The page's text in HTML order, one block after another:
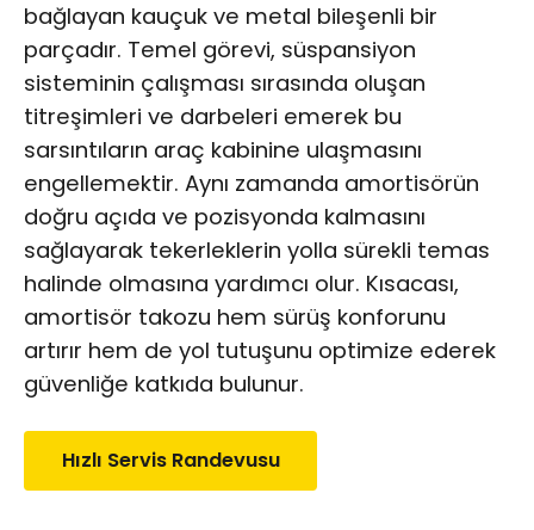
bağlayan kauçuk ve metal bileşenli bir
parçadır. Temel görevi, süspansiyon
sisteminin çalışması sırasında oluşan
titreşimleri ve darbeleri emerek bu
sarsıntıların araç kabinine ulaşmasını
engellemektir. Aynı zamanda amortisörün
doğru açıda ve pozisyonda kalmasını
sağlayarak tekerleklerin yolla sürekli temas
halinde olmasına yardımcı olur. Kısacası,
amortisör takozu hem sürüş konforunu
artırır hem de yol tutuşunu optimize ederek
güvenliğe katkıda bulunur.
Hızlı Servis Randevusu